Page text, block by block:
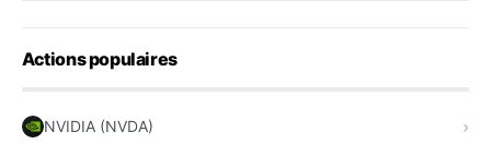
Actions populaires
NVIDIA (NVDA)